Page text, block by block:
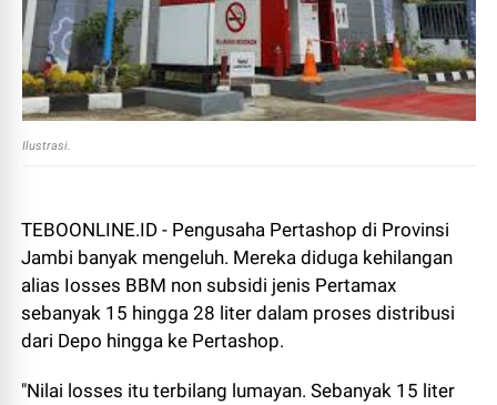
Ilustrasi.
TEBOONLINE.ID - Pengusaha Pertashop di Provinsi
Jambi banyak mengeluh. Mereka diduga kehilangan
alias Iosses BBM non subsidi jenis Pertamax
sebanyak 15 hingga 28 liter dalam proses distribusi
dari Depo hingga ke Pertashop.
"Nilai losses itu terbilang lumayan. Sebanyak 15 liter